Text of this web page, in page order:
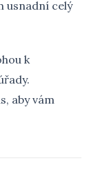
usnadní celý
k
aby vám